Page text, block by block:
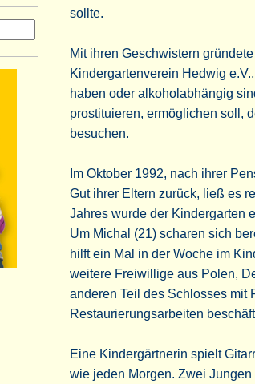
sollte.
Mit ihren Geschwistern
Kindergartenverein Hedwig
haben oder alkoholabhängig
prostituieren, ermöglichen soll,
besuchen.
Im Oktober 1992, nach ihrer
Gut ihrer Eltern zurück, ließ es
Jahres wurde der Kindergarten
Um Michal (21) scharen sich
hilft ein Mal in der Woche im
weitere Freiwillige aus Polen,
anderen Teil des Schlosses mit
Restaurierungsarbeiten
Eine Kindergärtnerin spielt
wie jeden Morgen. Zwei